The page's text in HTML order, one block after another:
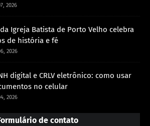
2026
Igreja Batista de Porto Velho celebra
de história e fé
2026
digital e CRLV eletrônico: como usar
no celular
2026
de contato